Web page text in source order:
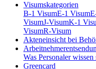
Visumskategorien
B-1 VisumE-1 Visum
VisumJ-VisumK-1
VisumR-Visum
Akteneinsicht bei
Was Personaler wissen
Greencard